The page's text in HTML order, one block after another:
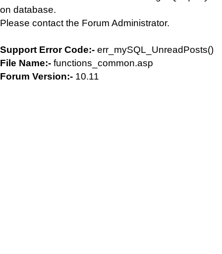
on database.
Please contact the Forum Administrator.
Support Error Code:- err_mySQL_UnreadPosts()
File Name:- functions_common.asp
Forum Version:- 10.11